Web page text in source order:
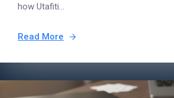
how Utafiti...
Read More